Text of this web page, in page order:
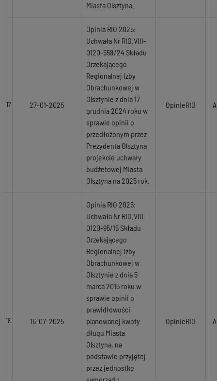
Miasta Olsztyna.
17 27-01-2025
Opinia RIO 2025:
Uchwała Nr RIO.VIII-
0120-558/24 Składu
Orzekającego
Regionalnej Izby
Obrachunkowej w
Olsztynie z dnia 17
grudnia 2024 roku w
sprawie opinii o
przedłożonym przez
Prezydenta Olsztyna
projekcie uchwały
budżetowej Miasta
Olsztyna na 2025 rok.
OpinieRIO
18 16-07-2025
Opinia RIO 2025:
Uchwała Nr RIO.VIII-
0120-95/15 Składu
Orzekającego
Regionalnej Izby
Obrachunkowej w
Olsztynie z dnia 5
marca 2015 roku w
sprawie opinii o
prawidłowości
planowanej kwoty
długu Miasta
Olsztyna, na
podstawie przyjętej
przez jednostkę
OpinieRIO